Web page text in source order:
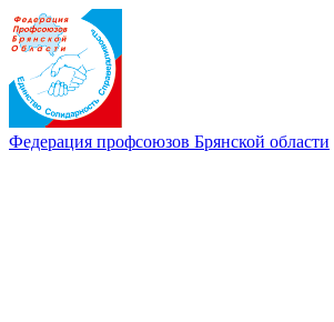
Федерация профсоюзов Брянской области